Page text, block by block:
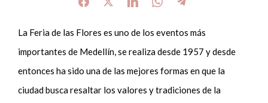
La Feria de las Flores es uno de los eventos más
importantes de Medellín, se realiza desde 1957 y desde
entonces ha sido una de las mejores formas en que la
ciudad busca resaltar los valores y tradiciones de la